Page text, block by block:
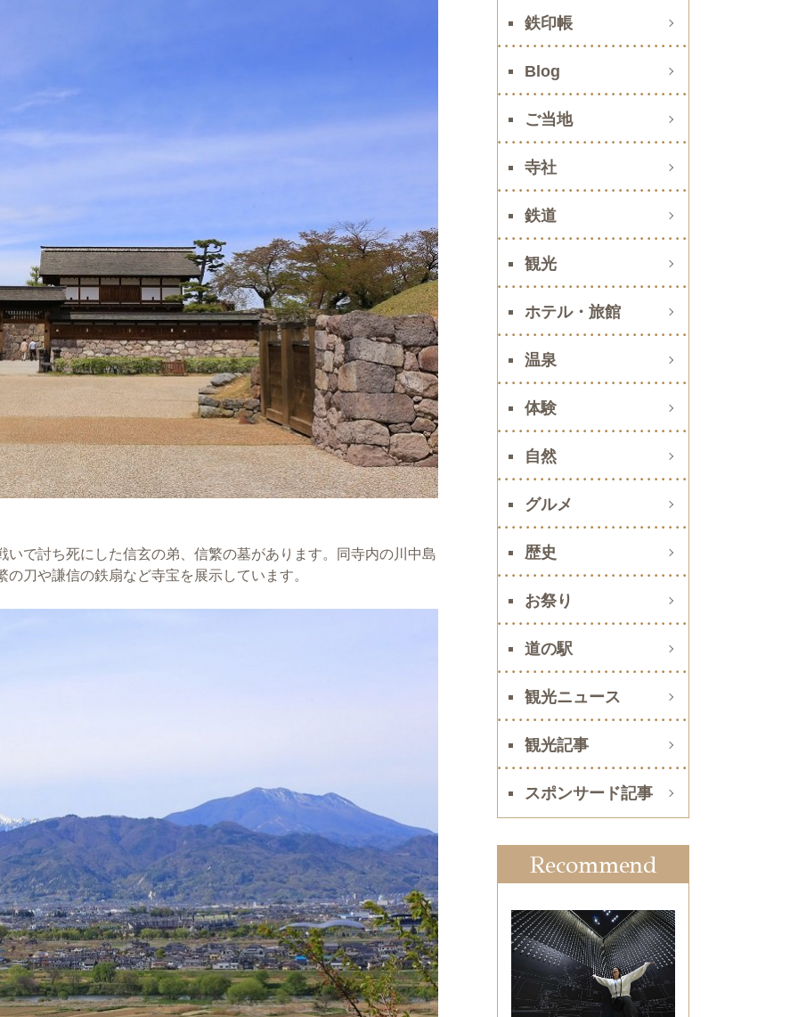
で討ち死にした信玄の弟、信繁の墓があります。同寺内の川中島
刀や謙信の鉄扇など寺宝を展示しています。
鉄印帳
Blog
ご当地
寺社
鉄道
観光
ホテル・旅館
温泉
体験
自然
グルメ
歴史
お祭り
道の駅
観光ニュース
観光記事
スポンサード記事
Recommend